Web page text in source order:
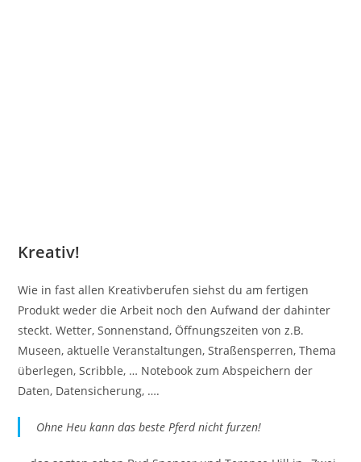
Kreativ!
Wie in fast allen Kreativberufen siehst du am fertigen
Produkt weder die Arbeit noch den Aufwand der dahinter
steckt. Wetter, Sonnenstand, Öffnungszeiten von z.B.
Museen, aktuelle Veranstaltungen, Straßensperren, Thema
überlegen, Scribble, … Notebook zum Abspeichern der
Daten, Datensicherung, ….
Ohne Heu kann das beste Pferd nicht furzen!